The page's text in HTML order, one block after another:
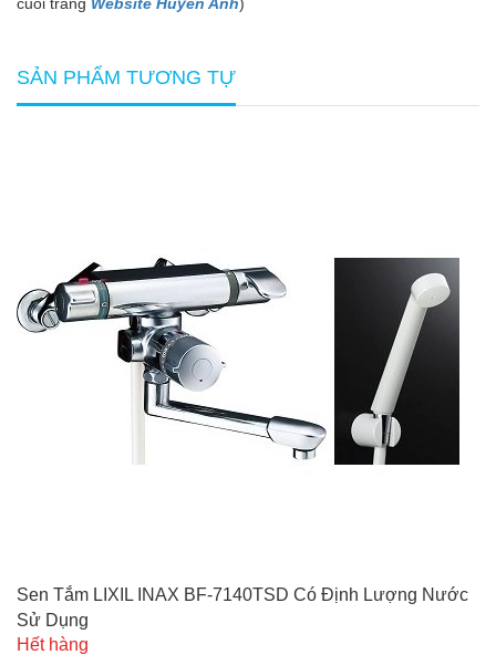
SẢN PHẨM TƯƠNG TỰ
Sen Tắm LIXIL INAX BF-7140TSD Có Định Lượng Nước
Sử Dụng
Hết hàng